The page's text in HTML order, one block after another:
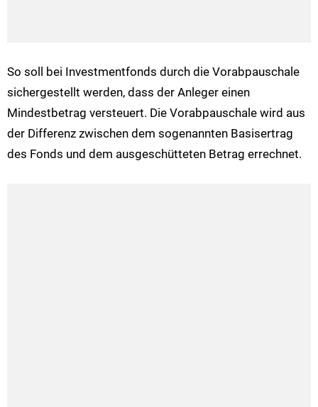
So soll bei Investmentfonds durch die Vorabpauschale
sichergestellt werden, dass der Anleger einen
Mindestbetrag versteuert. Die Vorabpauschale wird aus
der Differenz zwischen dem sogenannten Basisertrag
des Fonds und dem ausgeschütteten Betrag errechnet.